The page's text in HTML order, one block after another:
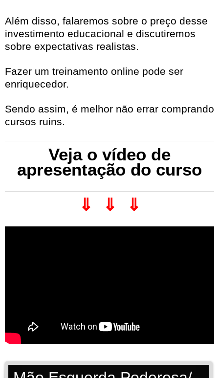
Além disso, falaremos sobre o preço desse
investimento educacional e discutiremos
sobre expectativas realistas.
Fazer um treinamento online pode ser
enriquecedor.
Sendo assim, é melhor não errar comprando
cursos ruins.
Veja o vídeo de
apresentação do curso
⇓ ⇓ ⇓